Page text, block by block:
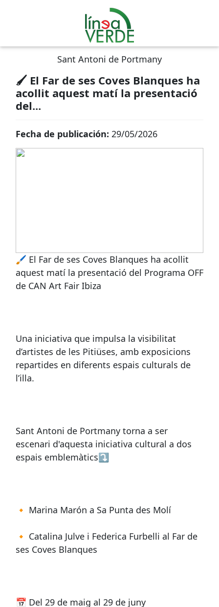
Sant Antoni de Portmany
🖌 El Far de ses Coves Blanques ha
acollit aquest matí la presentació
del...
Fecha de publicación: 29/05/2026
🖌 El Far de ses Coves Blanques ha acollit
aquest matí la presentació del Programa OFF
de CAN Art Fair Ibiza
Una iniciativa que impulsa la visibilitat
d’artistes de les Pitiüses, amb exposicions
repartides en diferents espais culturals de
l’illa.
Sant Antoni de Portmany torna a ser
escenari d'aquesta iniciativa cultural a dos
espais emblemàtics⤵️
🔸 Marina Marón a Sa Punta des Molí
🔸 Catalina Julve i Federica Furbelli al Far de
ses Coves Blanques
📅 Del 29 de maig al 29 de juny